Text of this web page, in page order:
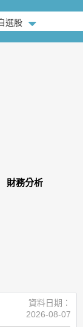
選股
財務分析
資料日期：
2026-08-07